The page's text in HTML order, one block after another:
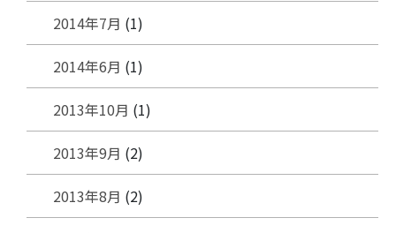
2014年7月 (1)
2014年6月 (1)
2013年10月 (1)
2013年9月 (2)
2013年8月 (2)